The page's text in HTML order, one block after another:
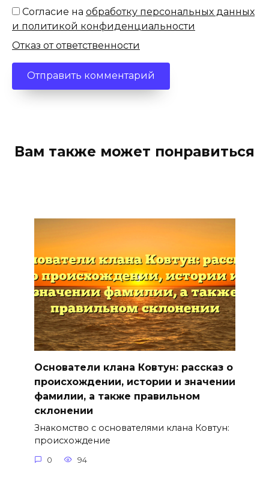
Согласие на обработку персональных данных
и политикой конфиденциальности
Отказ от ответственности
Вам также может понравиться
Основатели клана Ковтун: рассказ о
происхождении, истории и значении
фамилии, а также правильном
склонении
Знакомство с основателями клана Ковтун:
происхождение
0 94